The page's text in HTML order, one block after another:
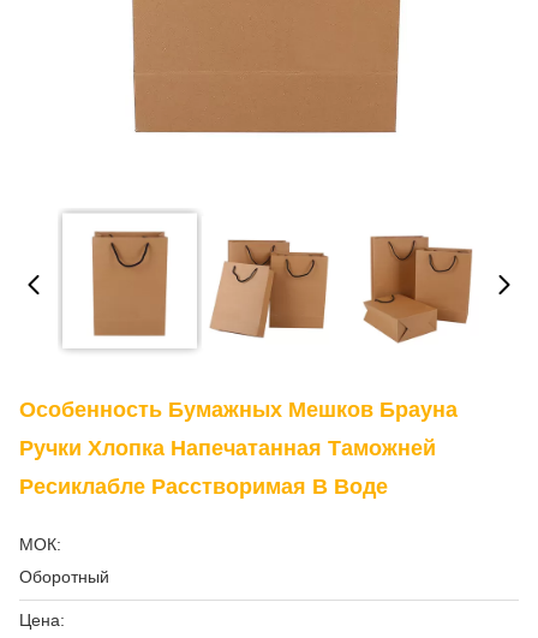
Особенность Бумажных Мешков Брауна
Ручки Хлопка Напечатанная Таможней
Ресиклабле Расстворимая В Воде
МОК:
Оборотный
Цена: